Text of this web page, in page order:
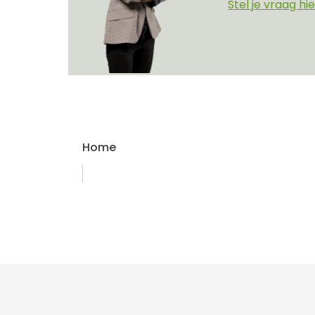
Stel je vraag
Home